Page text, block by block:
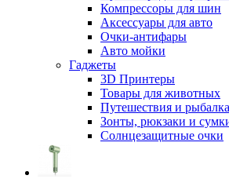
Компрессоры для шин
Аксессуары для авто
Очки-антифары
Авто мойки
Гаджеты
3D Принтеры
Товары для животных
Путешествия и рыбалка
Зонты, рюкзаки и
Солнцезащитные очки